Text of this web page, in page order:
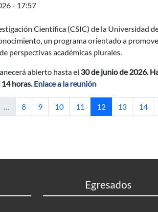
- 17:57
y conocimiento de la CSIC
Científica (CSIC) de la Universidad
un programa orientado a
perspectivas académicas plurales.
abierto hasta el 30 de junio de 2026.
14 horas.Enlace a la reunión
… Página
8 Página
9 Página
10 Página
11 Página actual
12 Página
13 14
Egresados